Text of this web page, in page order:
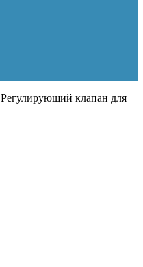
Регулирующий клапан для